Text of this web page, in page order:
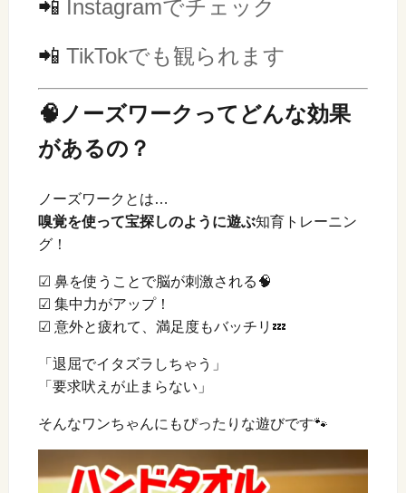
📲 Instagramでチェック
📲 TikTokでも観られます
🧠ノーズワークってどんな効果
があるの？
ノーズワークとは…
嗅覚を使って宝探しのように遊ぶ知育トレーニン
グ！
☑ 鼻を使うことで脳が刺激される🧠
☑ 集中力がアップ！
☑ 意外と疲れて、満足度もバッチリ💤
「退屈でイタズラしちゃう」
「要求吠えが止まらない」
そんなワンちゃんにもぴったりな遊びです🐾